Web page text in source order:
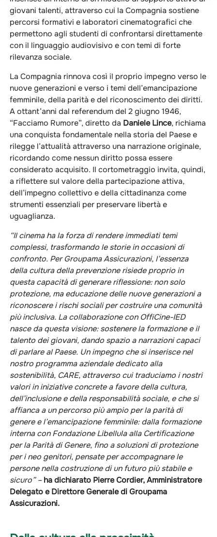
giovani talenti, attraverso cui la Compagnia sostiene
percorsi formativi e laboratori cinematografici che
permettono agli studenti di confrontarsi direttamente
con il linguaggio audiovisivo e con temi di forte
rilevanza sociale.
La Compagnia rinnova così il proprio impegno verso le
nuove generazioni e verso i temi dell’emancipazione
femminile, della parità e del riconoscimento dei diritti.
A ottant’anni dal referendum del 2 giugno 1946,
“Facciamo Rumore”, diretto da Daniele Lince, richiama
una conquista fondamentale nella storia del Paese e
rilegge l’attualità attraverso una narrazione originale,
ricordando come nessun diritto possa essere
considerato acquisito. Il cortometraggio invita, quindi,
a riflettere sul valore della partecipazione attiva,
dell’impegno collettivo e della cittadinanza come
strumenti essenziali per preservare libertà e
uguaglianza.
“Il cinema ha la forza di rendere immediati temi
complessi, trasformando le storie in occasioni di
confronto. Per Groupama Assicurazioni, l’essenza
della cultura della prevenzione risiede proprio in
questa capacità di generare riflessione: non solo
protezione, ma educazione delle nuove generazioni a
riconoscere i rischi sociali per costruire una comunità
più inclusiva. La collaborazione con OffiCine-IED
nasce da questa visione: sostenere la formazione e il
talento dei giovani, dando spazio a narrazioni capaci
di parlare al Paese. Un impegno che si inserisce nel
nostro programma aziendale dedicato alla
sostenibilità, CARE, attraverso cui traduciamo i nostri
valori in iniziative concrete a favore della cultura,
dell’inclusione e della responsabilità sociale, e che si
affianca a un percorso più ampio per la parità di
genere e l’emancipazione femminile: dalla formazione
interna con Fondazione Libellula alla Certificazione
per la Parità di Genere, fino a soluzioni di protezione
per i neo genitori, pensate per accompagnare le
persone nella costruzione di un futuro più stabile e
sicuro” –ha dichiarato Pierre Cordier, Amministratore
Delegato e Direttore Generale di Groupama
Assicurazioni.